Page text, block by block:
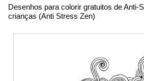
Desenhos para colorir gratuitos de Anti-
crianças (Anti Stress Zen)